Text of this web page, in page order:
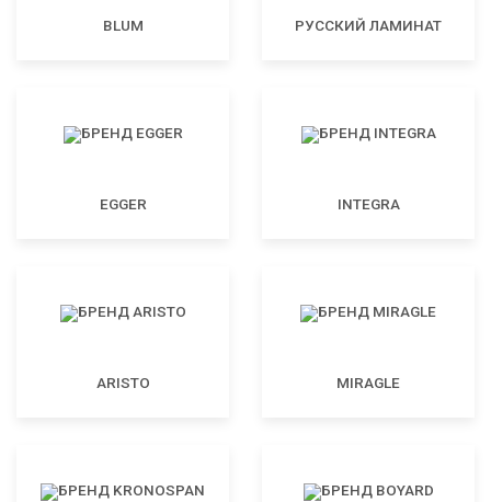
BLUM РУССКИЙ ЛАМИНАТ
EGGER INTEGRA
ARISTO MIRAGLE